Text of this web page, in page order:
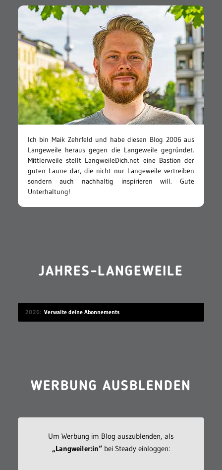
Ich bin Maik Zehrfeld und habe diesen Blog 2006 aus
Langeweile heraus gegen die Langeweile gegründet.
Mittlerweile stellt LangweileDich.net eine Bastion der
guten Laune dar, die nicht nur Langeweile vertreiben
sondern auch nachhaltig inspirieren will. Gute
Unterhaltung!
JAHRES-LANGEWEILE
2026 Verwalte deine Abonnements
WERBUNG AUSBLENDEN
Um Werbung im Blog auszublenden, als
„Langweiler:in“bei Steady einloggen: